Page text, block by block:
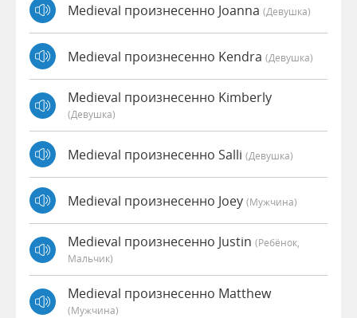
Medieval произнесенно Joanna (девушка)
Medieval произнесенно Kendra (девушка)
Medieval произнесенно Kimberly
(девушка)
Medieval произнесенно Salli (девушка)
Medieval произнесенно Joey (мужчина)
Medieval произнесенно Justin (Ребёнок,
Мальчик)
Medieval произнесенно Matthew
(мужчина)